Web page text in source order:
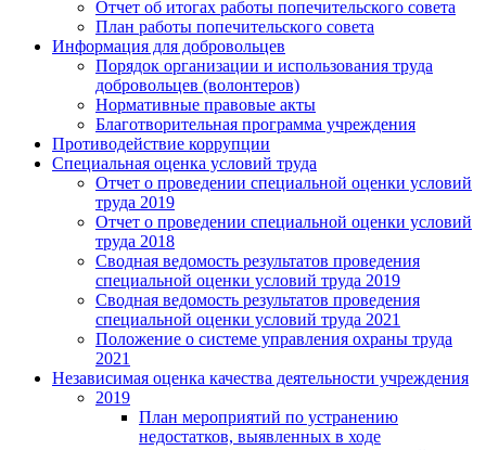
Отчет об итогах работы попечительского совета
План работы попечительского совета
Информация для добровольцев
Порядок организации и использования труда
добровольцев (волонтеров)
Нормативные правовые акты
Благотворительная программа учреждения
Противодействие коррупции
Специальная оценка условий труда
Отчет о проведении специальной оценки условий
труда 2019
Отчет о проведении специальной оценки условий
труда 2018
Сводная ведомость результатов проведения
специальной оценки условий труда 2019
Сводная ведомость результатов проведения
специальной оценки условий труда 2021
Положение о системе управления охраны труда
2021
Независимая оценка качества деятельности учреждения
2019
План мероприятий по устранению
недостатков, выявленных в ходе